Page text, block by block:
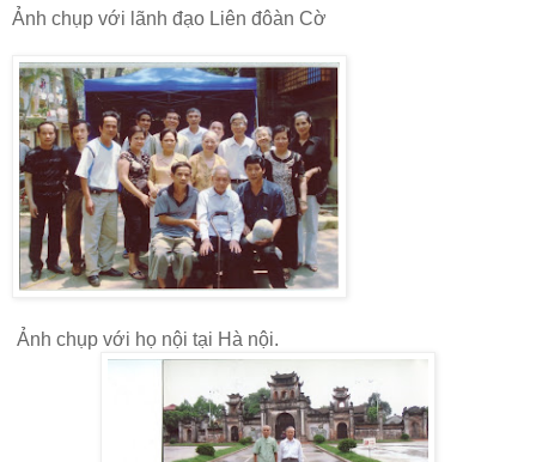
Ảnh chụp với lãnh đạo Liên đôàn Cờ
Ảnh chụp với họ nội tại Hà nội.